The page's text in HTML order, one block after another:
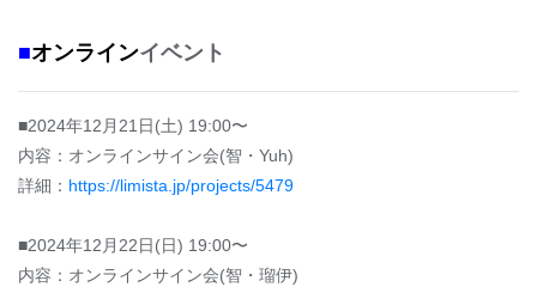
■オンラインイベント
■2024年12月21日(土) 19:00〜
内容：オンラインサイン会(智・Yuh)
詳細： https://limista.jp/projects/5479
■2024年12月22日(日) 19:00〜
内容：オンラインサイン会(智・瑠伊)